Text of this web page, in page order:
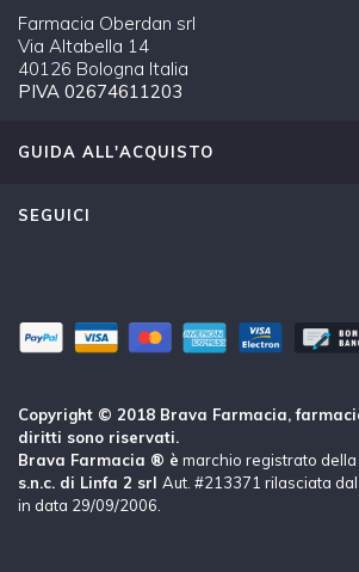
Farmacia Oberdan srl
Via Altabella 14
40126 Bologna Italia
PIVA 02674611203
GUIDA ALL'ACQUISTO
SEGUICI
Copyright © 2018 Brava Farmacia,
diritti sono riservati.
Brava Farmacia ® è marchio registrato della
s.n.c. di Linfa 2 srl Aut. #213371 rilasciata
in data 29/09/2006.